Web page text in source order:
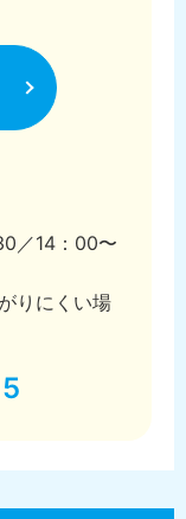
／14：00〜
りにくい場